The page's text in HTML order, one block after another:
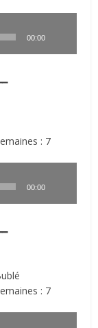
00:00
: 7
00:00
: 7